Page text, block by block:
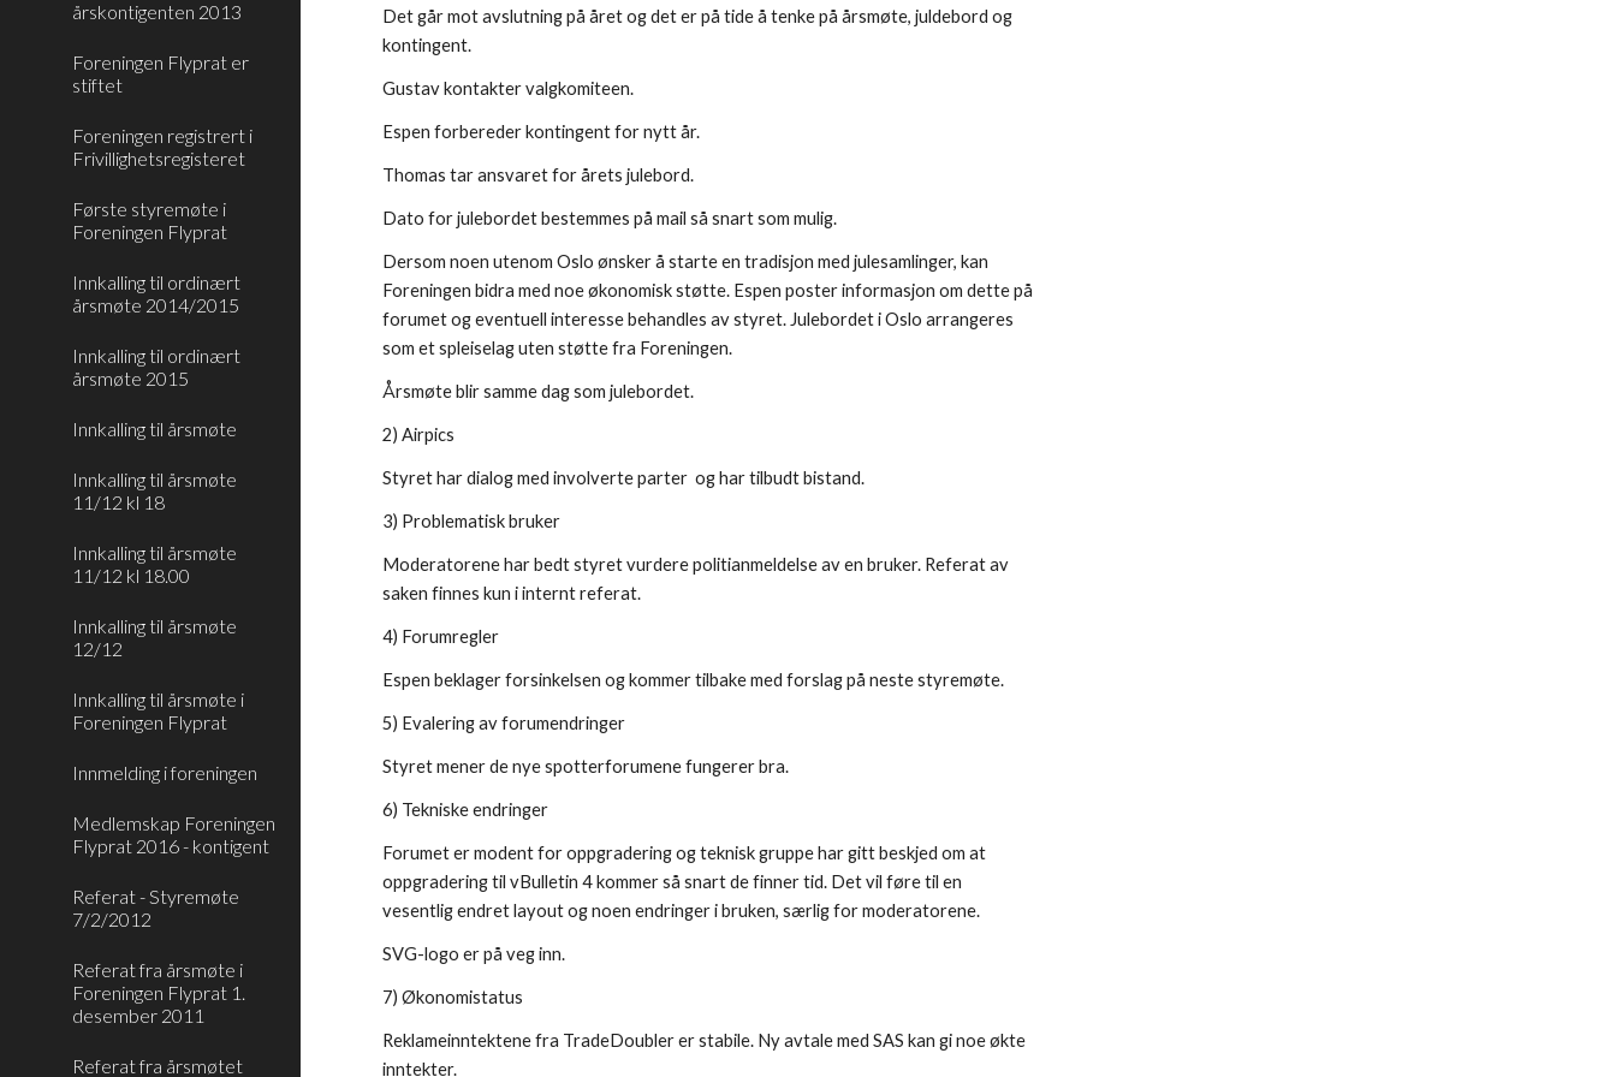
årskontigenten 2013
Foreningen Flyprat er
stiftet
Foreningen registrert i
Frivillighetsregisteret
Første styremøte i
Foreningen Flyprat
Innkalling til ordinært
årsmøte 2014/2015
Innkalling til ordinært
årsmøte 2015
Innkalling til årsmøte
Innkalling til årsmøte
11/12 kl 18
Innkalling til årsmøte
11/12 kl 18.00
Innkalling til årsmøte
12/12
Innkalling til årsmøte i
Foreningen Flyprat
Innmelding i foreningen
Medlemskap Foreningen
Flyprat 2016 - kontigent
Referat - Styremøte
7/2/2012
Referat fra årsmøte i
Foreningen Flyprat 1.
desember 2011
Referat fra årsmøtet
Det går mot avslutning på året og det er på tide å tenke på årsmøte, juldebord og
kontingent.
Gustav kontakter valgkomiteen.
Espen forbereder kontingent for nytt år.
Thomas tar ansvaret for årets julebord.
Dato for julebordet bestemmes på mail så snart som mulig.
Dersom noen utenom Oslo ønsker å starte en tradisjon med julesamlinger, kan
Foreningen bidra med noe økonomisk støtte. Espen poster informasjon om dette på
forumet og eventuell interesse behandles av styret. Julebordet i Oslo arrangeres
som et spleiselag uten støtte fra Foreningen.
Årsmøte blir samme dag som julebordet.
2) Airpics
Styret har dialog med involverte parter  og har tilbudt bistand.
3) Problematisk bruker
Moderatorene har bedt styret vurdere politianmeldelse av en bruker. Referat av
saken finnes kun i internt referat.
4) Forumregler
Espen beklager forsinkelsen og kommer tilbake med forslag på neste styremøte.
5) Evalering av forumendringer
Styret mener de nye spotterforumene fungerer bra.
6) Tekniske endringer
Forumet er modent for oppgradering og teknisk gruppe har gitt beskjed om at
oppgradering til vBulletin 4 kommer så snart de finner tid. Det vil føre til en
vesentlig endret layout og noen endringer i bruken, særlig for moderatorene.
SVG-logo er på veg inn.
7) Økonomistatus
Reklameinntektene fra TradeDoubler er stabile. Ny avtale med SAS kan gi noe økte
inntekter.